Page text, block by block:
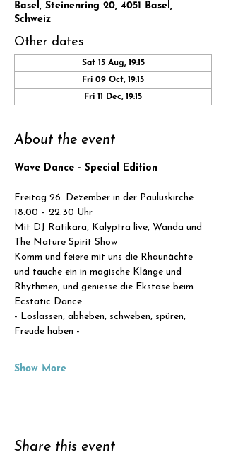
Basel, Steinenring 20, 4051 Basel,
Schweiz
Other dates
Sat 15 Aug, 19:15
Fri 09 Oct, 19:15
Fri 11 Dec, 19:15
About the event
Wave Dance - Special Edition
Freitag 26. Dezember in der Pauluskirche
18:00 – 22:30 Uhr
Mit DJ Ratikara, Kalyptra live, Wanda und
The Nature Spirit Show
Komm und feiere mit uns die Rhaunächte
und tauche ein in magische Klänge und
Rhythmen, und geniesse die Ekstase beim
Ecstatic Dance.
- Loslassen, abheben, schweben, spüren,
Freude haben -
Show More
Share this event